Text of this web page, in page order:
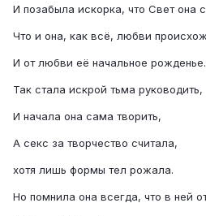
И позабыла искорка, что Свет она
Что и она, как всё, любви
И от любви её начальное рожденье.
Так стала искрой тьма руководить,
И начала она сама творить,
А секс за творчество считала,
хотя лишь формы тел рожала.
Но помнила она всегда, что в ней